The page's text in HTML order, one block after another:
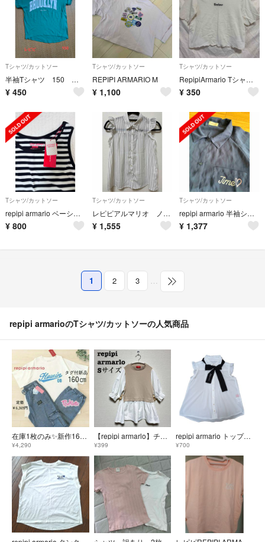
Tシャツ/カットソー
半袖Tシャツ 150 レピピアルマリオ
¥ 450
Tシャツ/カットソー
REPIPI ARMARIO M
¥ 1,100
Tシャツ/カットソー
RepipiArmario Tシャツ 半袖 ホワイト S
¥ 350
Tシャツ/カットソー
repipi armario ベーシックタンクトップ 160cm
¥ 800
Tシャツ/カットソー
レピピアルマリオ ノースリーブシャツ 160 Mサイズ
¥ 1,555
Tシャツ/カットソー
repipi armario 半袖シャツ
¥ 1,377
1 2 3 …
repipi armarioのTシャツ/カットソーの人気商品
在庫1枚のみ✨新作160 レピピアルマリオ✕ピンクラテ きゃわT＆接触冷感パンツ
¥4,290
【repipi armarlo】チュニック Sサイズ
¥399
repipi armario トップスXS140
¥700